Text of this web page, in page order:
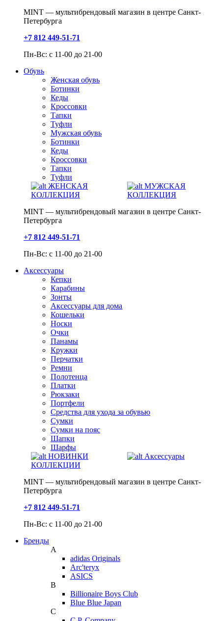
MINT — мультибрендовый магазин в центре Санкт-
Петербурга
+7 812 449-51-71
Пн-Вс: с 11-00 до 21-00
Обувь
Женская обувь
Ботинки
Кеды
Кроссовки
Тапки
Туфли
Мужская обувь
Ботинки
Кеды
Кроссовки
Тапки
Туфли
ЖЕНСКАЯ
КОЛЛЕКЦИЯ
МУЖСКАЯ
КОЛЛЕКЦИЯ
MINT — мультибрендовый магазин в центре Санкт-
Петербурга
+7 812 449-51-71
Пн-Вс: с 11-00 до 21-00
Аксессуары
Кепки
Карабины
Зонты
Аксессуары для дома
Кошельки
Носки
Очки
Панамы
Кружки
Перчатки
Ремни
Полотенца
Платки
Рюкзаки
Портфели
Средства для ухода за обувью
Сумки
Сумки на пояс
Шапки
Шарфы
НОВИНКИ
КОЛЛЕКЦИИ
Аксессуары
MINT — мультибрендовый магазин в центре Санкт-
Петербурга
+7 812 449-51-71
Пн-Вс: с 11-00 до 21-00
Бренды
A
adidas Originals
Arc'teryx
ASICS
B
Billionaire Boys Club
Blue Blue Japan
C